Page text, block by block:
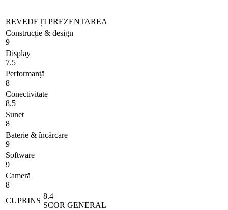
REVEDEȚI PREZENTAREA
Construcție & design
9
Display
7.5
Performanță
8
Conectivitate
8.5
Sunet
8
Baterie & încărcare
9
Software
9
Cameră
8
CUPRINS
8.4
SCOR GENERAL